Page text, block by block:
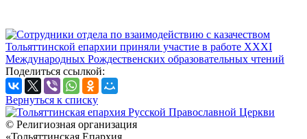
Поделиться ссылкой:
Вернуться к списку
© Религиозная организация
«Тольяттинская Епархия